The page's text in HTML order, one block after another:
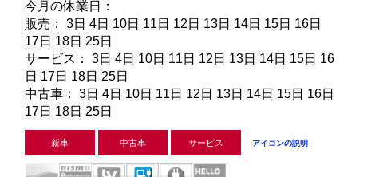
今月の休業日：
販売： 3日 4日 10日 11日 12日 13日 14日 15日 16日
17日 18日 25日
サービス： 3日 4日 10日 11日 12日 13日 14日 15日 16
日 17日 18日 25日
中古車： 3日 4日 10日 11日 12日 13日 14日 15日 16日
17日 18日 25日
新車 中古車 サービス アイコンの説明